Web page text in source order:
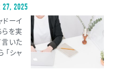
27, 2025
ーイ
らを実
いた
「シャ